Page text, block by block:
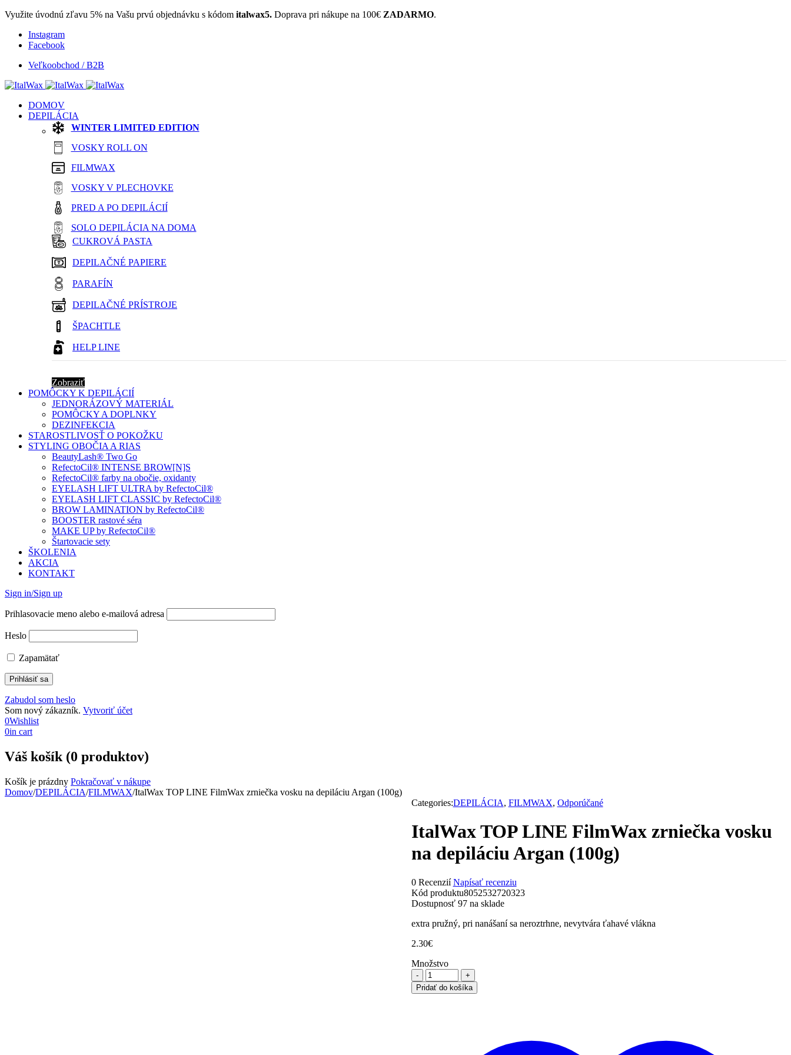
Využite úvodnú zľavu 5% na Vašu prvú objednávku s kódom italwax5. Doprava pri nákupe na 100€ ZADARMO.
Instagram
Facebook
Veľkoobchod / B2B
DOMOV
DEPILÁCIA
WINTER LIMITED EDITION
VOSKY ROLL ON
FILMWAX
VOSKY V PLECHOVKE
PRED A PO DEPILÁCIÍ
SOLO DEPILÁCIA NA DOMA
CUKROVÁ PASTA
DEPILAČNÉ PAPIERE
PARAFÍN
DEPILAČNÉ PRÍSTROJE
ŠPACHTLE
HELP LINE
Zobraziť
POMÔCKY K DEPILÁCIÍ
JEDNORÁZOVÝ MATERIÁL
POMÔCKY A DOPLNKY
DEZINFEKCIA
STAROSTLIVOSŤ O POKOŽKU
STYLING OBOČIA A RIAS
BeautyLash® Two Go
RefectoCil® INTENSE BROW[N]S
RefectoCil® farby na obočie, oxidanty
EYELASH LIFT ULTRA by RefectoCil®
EYELASH LIFT CLASSIC by RefectoCil®
BROW LAMINATION by RefectoCil®
BOOSTER rastové séra
MAKE UP by RefectoCil®
Štartovacie sety
ŠKOLENIA
AKCIA
KONTAKT
Sign in/Sign up
Prihlasovacie meno alebo e-mailová adresa
Heslo
Zapamätať
Zabudol som heslo
Som nový zákazník. Vytvoriť účet
0Wishlist
0in cart
Váš košík (0 produktov)
Košík je prázdny Pokračovať v nákupe
Domov/DEPILÁCIA/FILMWAX/ItalWax TOP LINE FilmWax zrniečka vosku na depiláciu Argan (100g)
Categories:DEPILÁCIA, FILMWAX, Odporúčané
ItalWax TOP LINE FilmWax zrniečka vosku
na depiláciu Argan (100g)
0 Recenzií Napísať recenziu
Kód produktu8052532720323
Dostupnosť 97 na sklade
extra pružný, pri nanášaní sa neroztrhne, nevytvára ťahavé vlákna
2.30€
Množstvo
množstvo
ItalWax
TOP
Pridať do košíka